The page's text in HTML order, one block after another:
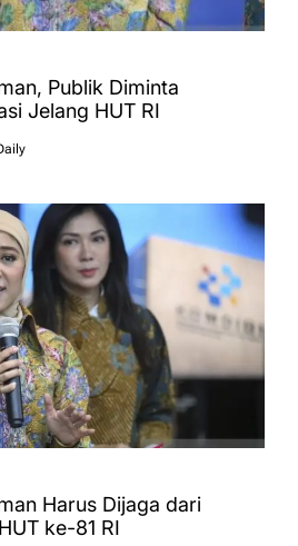
Publik Diminta
Jelang HUT RI
Harus Dijaga dari
ke-81 RI